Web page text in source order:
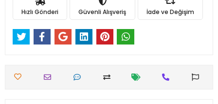
Hızlı Gönderi Güvenli Alışveriş İade ve Değişim